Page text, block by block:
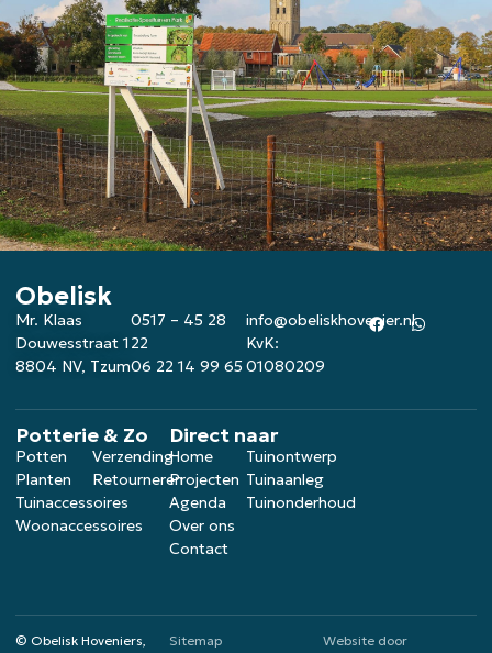
Obelisk
Mr. Klaas
Douwesstraat 1
8804 NV, Tzum
0517 – 45 28
22
06 22 14 99 65
info@obeliskhovenier.nl
KvK:
01080209
Potterie & Zo
Potten
Planten
Tuinaccessoires
Woonaccessoires
Verzending
Retourneren
Direct naar
Home
Projecten
Agenda
Over ons
Contact
Tuinontwerp
Tuinaanleg
Tuinonderhoud
© Obelisk Hoveniers,
Sitemap
Website door